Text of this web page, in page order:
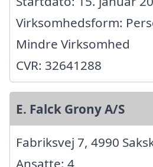
Virksomhedsform:
Mindre Virksomhed
CVR: 32641288
E. Falck Grony A/S
Fabriksvej 7, 4990
Ansatte: 4